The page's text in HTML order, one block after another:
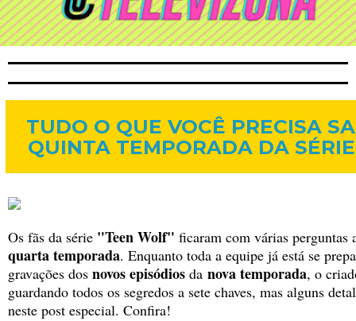
TUDO O QUE VOCÊ PRECISA
QUINTA TEMPORADA DA
Os fãs da série "Teen Wolf" ficaram com várias perguntas
quarta temporada. Enquanto toda a equipe já está se
gravações dos novos episódios da nova temporada, o
guardando todos os segredos a sete chaves, mas alguns
neste post especial. Confira!